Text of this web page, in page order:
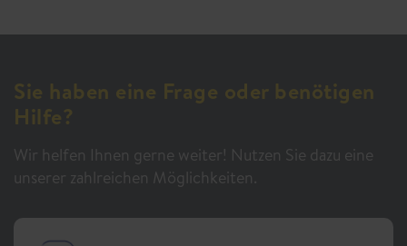
Sie haben eine Frage oder benötigen
Hilfe?
Wir helfen Ihnen gerne weiter! Nutzen Sie dazu eine
unserer zahlreichen Möglichkeiten.